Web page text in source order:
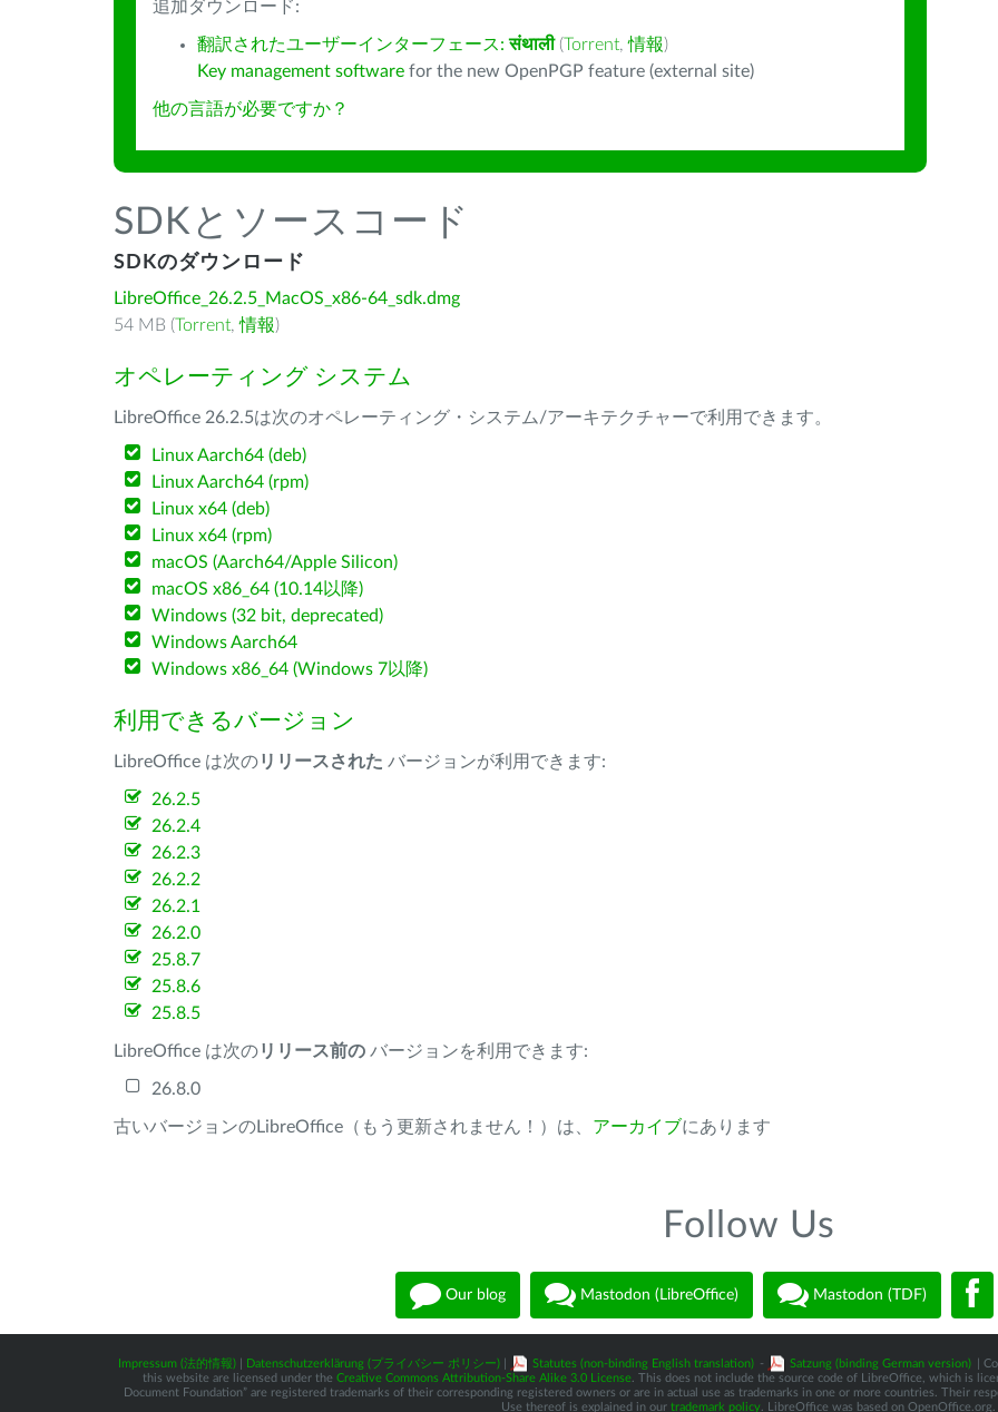
追加ダウンロード:
翻訳されたユーザーインターフェース:संथाली (Torrent,情報)
Key management software for the new OpenPGP feature (external site)
他の言語が必要ですか？
SDKとソースコード
SDKのダウンロード
LibreOffice_26.2.5_MacOS_x86-64_sdk.dmg
54 MB (Torrent,情報)
オペレーティング システム
LibreOffice 26.2.5は次のオペレーティング・システム/アーキテクチャーで利用できます。
Linux Aarch64 (deb)
Linux Aarch64 (rpm)
Linux x64 (deb)
Linux x64 (rpm)
macOS (Aarch64/Apple Silicon)
macOS x86_64 (10.14以降)
Windows (32 bit, deprecated)
Windows Aarch64
Windows x86_64 (Windows 7以降)
利用できるバージョン
LibreOffice は次のリリースされた バージョンが利用できます:
26.2.5
26.2.4
26.2.3
26.2.2
26.2.1
26.2.0
25.8.7
25.8.6
25.8.5
LibreOffice は次のリリース前の バージョンを利用できます:
26.8.0
古いバージョンのLibreOffice（もう更新されません！）は、 アーカイブにあります
Follow Us
Our blog Mastodon (LibreOffice) Mastodon (TDF)
Impressum (法的情報) Datenschutzerklärung (プライバシー ポリシー) Statutes (non-binding English translation) - Satzung (binding German version)
|
this website are licensed under the Creative Commons Attribution-Share Alike 3.0 License. This does not include the source code of LibreOffice, which is
Document Foundation” are registered trademarks of their corresponding registered owners or are in actual use as trademarks in one or more countries. Their
Use thereof is explained in our trademark policy . LibreOffice was based on OpenOffice.org.